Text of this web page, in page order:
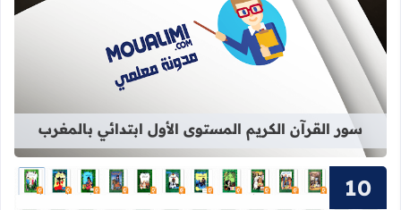
قراءة المزيد عن سور القرآن الكريم
سور القرآن الكريم المستوى الأول ابتدائي بالمغرب